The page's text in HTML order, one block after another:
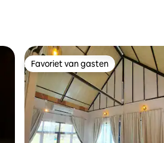
Favoriet van gasten
Favoriet van gasten